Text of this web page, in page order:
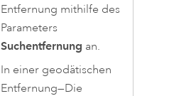
Entfernung mithilfe des
Parameters
Suchentfernung an.
In einer geodätischen
Entfernung—Die